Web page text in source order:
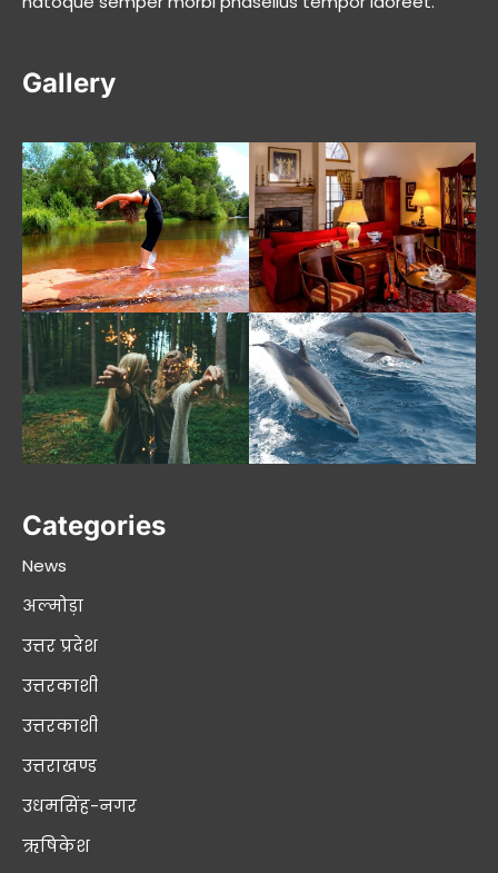
Gallery
Categories
News
अल्मोड़ा
उत्तर प्रदेश
उत्तरकाशी
उत्तरकाशी
उत्तराखण्ड
उधमसिंह-नगर
ऋषिकेश